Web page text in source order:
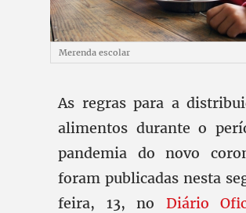
Merenda escolar
As regras para a
alimentos durante o
pandemia do novo
foram publicadas nesta
feira, 13, no Diário